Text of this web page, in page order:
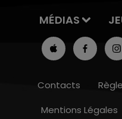
MÉDIAS
Contacts
Mentions Légales